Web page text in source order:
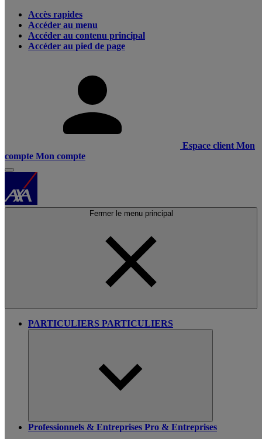
Accès rapides
Accéder au menu
Accéder au contenu principal
Accéder au pied de page
Espace client Mon
compte Mon compte
Fermer le menu principal
PARTICULIERS PARTICULIERS
Professionnels & Entreprises Pro & Entreprises